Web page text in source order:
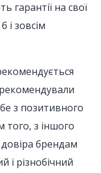
гарантії на свої
і зовсім
з позитивного
того, з іншого
брендам
і різнобічний